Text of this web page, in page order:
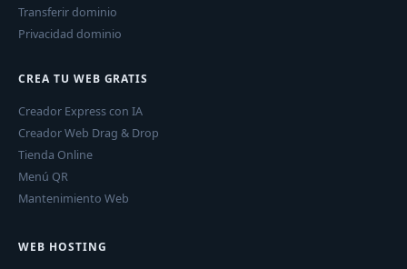
Transferir dominio
Privacidad dominio
CREA TU WEB GRATIS
Creador Express con IA
Creador Web Drag & Drop
Tienda Online
Menú QR
Mantenimiento Web
WEB HOSTING